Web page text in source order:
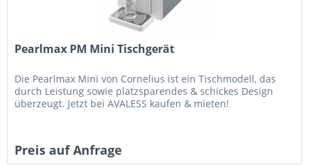
Pearlmax PM Mini Tischgerät
Die Pearlmax Mini von Cornelius ist ein Tischmodell, das
durch Leistung sowie platzsparendes & schickes Design
überzeugt. Jetzt bei AVALESS kaufen & mieten!
Preis auf Anfrage